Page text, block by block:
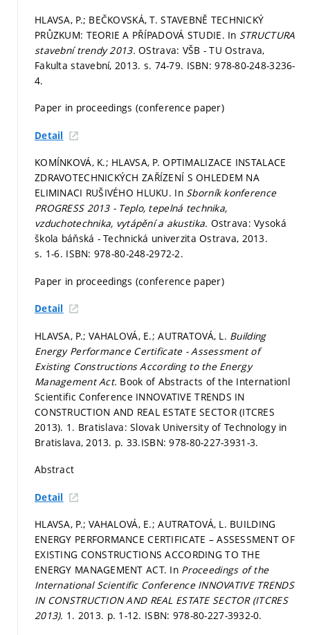
HLAVSA, P.; BEČKOVSKÁ, T. STAVEBNĚ TECHNICKÝ
PRŮZKUM: TEORIE A PŘÍPADOVÁ STUDIE. In STRUCTURA
stavební trendy 2013.OStrava: VŠB - TU Ostrava,
Fakulta stavební, 2013. s. 74-79. ISBN: 978-80-248-3236-
4.
Paper in proceedings (conference paper)
Detail
KOMÍNKOVÁ, K.; HLAVSA, P. OPTIMALIZACE INSTALACE
ZDRAVOTECHNICKÝCH ZAŘÍZENÍ S OHLEDEM NA
ELIMINACI RUŠIVÉHO HLUKU. In Sborník konference
PROGRESS 2013 - Teplo, tepelná technika,
vzduchotechnika, vytápění a akustika. Ostrava: Vysoká
škola báňská - Technická univerzita Ostrava, 2013.
s. 1-6. ISBN: 978-80-248-2972-2.
Paper in proceedings (conference paper)
Detail
HLAVSA, P.; VAHALOVÁ, E.; AUTRATOVÁ, L. Building
Energy Performance Certificate - Assessment of
Existing Constructions According to the Energy
Management Act. Book of Abstracts of the Internationl
Scientific Conference INNOVATIVE TRENDS IN
CONSTRUCTION AND REAL ESTATE SECTOR (ITCRES
2013). 1. Bratislava: Slovak University of Technology in
Bratislava, 2013. p. 33.ISBN: 978-80-227-3931-3.
Abstract
Detail
HLAVSA, P.; VAHALOVÁ, E.; AUTRATOVÁ, L. BUILDING
ENERGY PERFORMANCE CERTIFICATE – ASSESSMENT OF
EXISTING CONSTRUCTIONS ACCORDING TO THE
ENERGY MANAGEMENT ACT. In Proceedings of the
International Scientific Conference INNOVATIVE TRENDS
IN CONSTRUCTION AND REAL ESTATE SECTOR (ITCRES
2013). 1. 2013. p. 1-12. ISBN: 978-80-227-3932-0.